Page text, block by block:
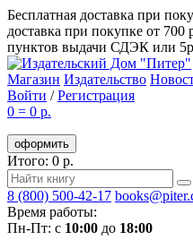
Бесплатная доставка при
доставка при покупке от 700
пунктов выдачи СДЭК или
Магазин Издательство
Войти /Регистрация
0 = 0 р.
оформить
Итого: 0 р.
8 (800) 500-42-17
Время работы:
Пн-Пт: с 10:00 до 18:00